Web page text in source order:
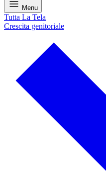
Menu
Tutta La Tela
Crescita genitoriale